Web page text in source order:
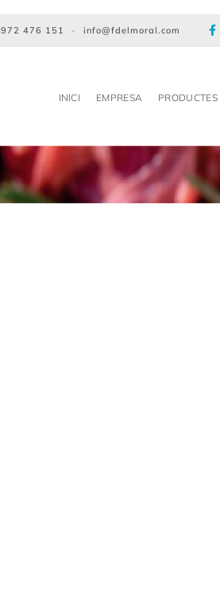
972 476 151 · info@fdelmoral.com
INICI EMPRESA PRODUCTES